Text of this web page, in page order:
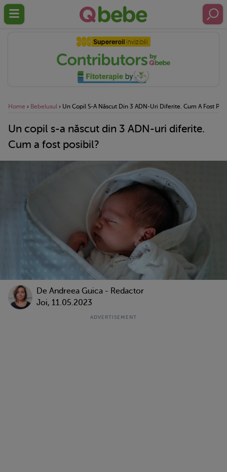
Home › Bebelusul › Un Copil S-A Născut Din 3 ADN-Uri Diferite. Cum A Fost
Un copil s-a născut din 3 ADN-uri diferite.
Cum a fost posibil?
De Andreea Guica - Redactor
Joi, 11.05.2023